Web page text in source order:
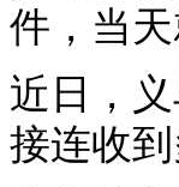
件，当
近日，
接连收到